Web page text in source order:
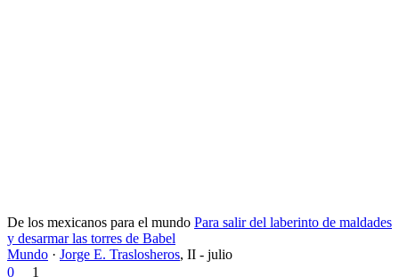
De los mexicanos para el mundo Para salir del laberinto de maldades
y desarmar las torres de Babel
Mundo · Jorge E. Traslosheros, II - julio
0
1